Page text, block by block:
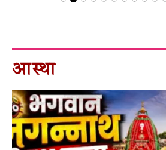
आस्था